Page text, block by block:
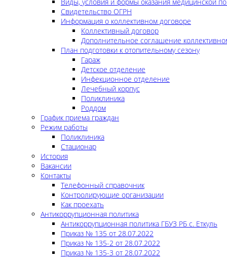
Свидетельство ОГРН
Информация о коллективном договоре
Коллективный договор
Дополнительное соглашение
План подготовки к отопительному сезону
Гараж
Детское отделение
Инфекционное отделение
Лечебный корпус
Поликлиника
Роддом
График приема граждан
Режим работы
Поликлиника
Стационар
История
Вакансии
Контакты
Телефонный справочник
Контролирующие организации
Как проехать
Антикоррупционная политика
Антикоррупционная политика ГБУЗ РБ с. Еткуль
Приказ № 135 от 28.07.2022
Приказ № 135-2 от 28.07.2022
Приказ № 135-3 от 28.07.2022